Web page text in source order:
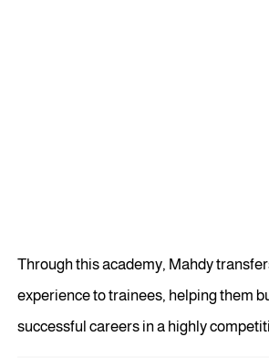
Through this academy, Mahdy
experience to trainees, helping them
successful careers in a highly